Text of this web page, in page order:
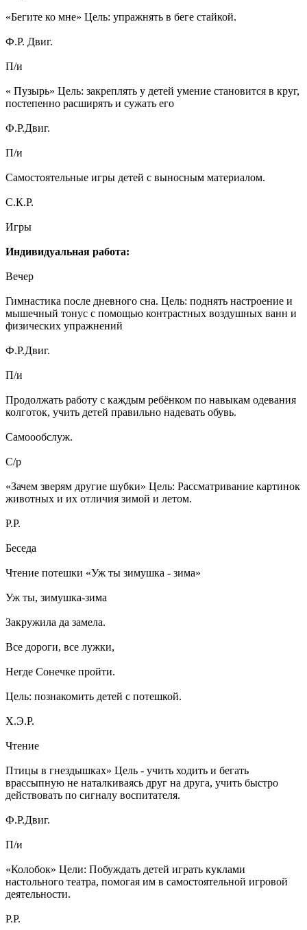
«Бегите ко мне» Цель: упражнять в беге стайкой.
Ф.Р. Двиг.
П/и
« Пузырь» Цель: закреплять у детей умение становится в круг,
постепенно расширять и сужать его
Ф.Р.Двиг.
П/и
Самостоятельные игры детей с выносным материалом.
С.К.Р.
Игры
Индивидуальная работа:
Вечер
Гимнастика после дневного сна. Цель: поднять настроение и
мышечный тонус с помощью контрастных воздушных ванн и
физических упражнений
Ф.Р.Двиг.
П/и
Продолжать работу с каждым ребёнком по навыкам одевания
колготок, учить детей правильно надевать обувь.
Самоообслуж.
С/р
«Зачем зверям другие шубки» Цель: Рассматривание картинок
животных и их отличия зимой и летом.
Р.Р.
Беседа
Чтение потешки «Уж ты зимушка - зима»
Уж ты, зимушка-зима
Закружила да замела.
Все дороги, все лужки,
Негде Сонечке пройти.
Цель: познакомить детей с потешкой.
Х.Э.Р.
Чтение
Птицы в гнездышках» Цель - учить ходить и бегать
врассыпную не наталкиваясь друг на друга, учить быстро
действовать по сигналу воспитателя.
Ф.Р.Двиг.
П/и
«Колобок» Цели: Побуждать детей играть куклами
настольного театра, помогая им в самостоятельной игровой
деятельности.
Р.Р.